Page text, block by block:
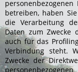
betreiben, haben
die Verarbeitung
Daten zum Zwecke
auch für das
Verbindung steht.
Zwecke der